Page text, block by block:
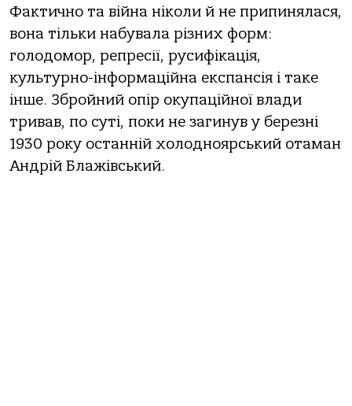
Фактично та війна ніколи й не припинялася,
вона тільки набувала різних форм:
голодомор, репресії, русифікація,
культурно-інформаційна експансія і таке
інше. Збройний опір окупаційної влади
тривав, по суті, поки не загинув у березні
1930 року останній холодноярський отаман
Андрій Блажівський.